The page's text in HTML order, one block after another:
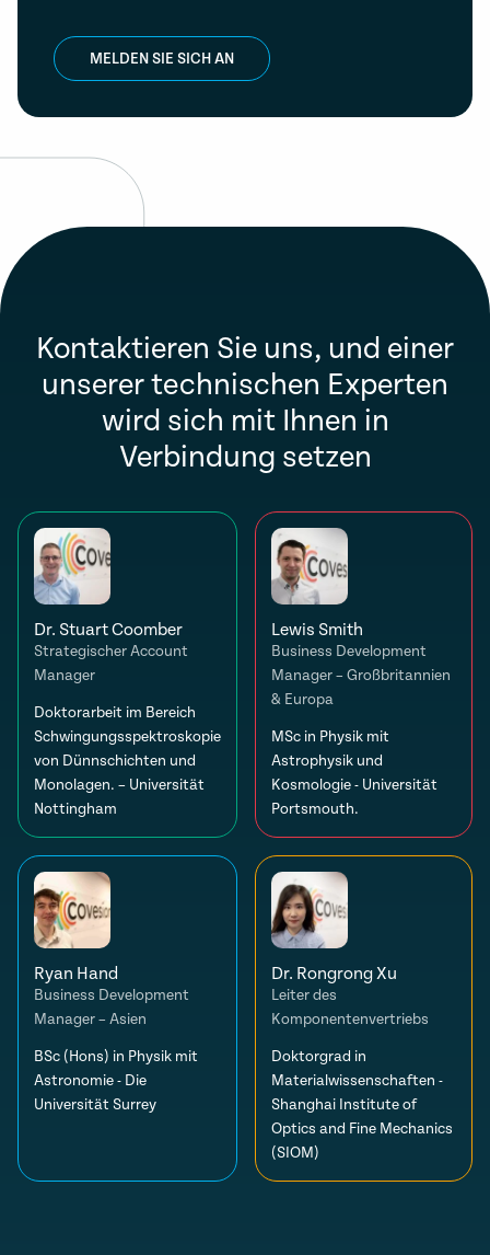
MELDEN SIE SICH AN
Kontaktieren Sie uns, und einer
unserer technischen Experten
wird sich mit Ihnen in
Verbindung setzen
Dr. Stuart Coomber
Strategischer Account
Manager
Doktorarbeit im Bereich
Schwingungsspektroskopie
von Dünnschichten und
Monolagen. – Universität
Nottingham
Lewis Smith
Business Development
Manager – Großbritannien
& Europa
MSc in Physik mit
Astrophysik und
Kosmologie - Universität
Portsmouth.
Ryan Hand
Business Development
Manager – Asien
BSc (Hons) in Physik mit
Astronomie - Die
Universität Surrey
Dr. Rongrong Xu
Leiter des
Komponentenvertriebs
Doktorgrad in
Materialwissenschaften -
Shanghai Institute of
Optics and Fine Mechanics
(SIOM)